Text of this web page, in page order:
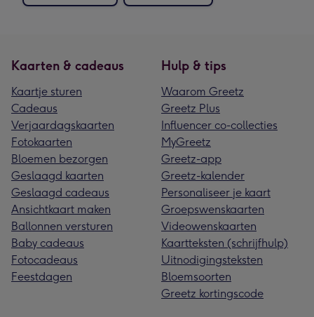
Kaarten & cadeaus
Kaartje sturen
Cadeaus
Verjaardagskaarten
Fotokaarten
Bloemen bezorgen
Geslaagd kaarten
Geslaagd cadeaus
Ansichtkaart maken
Ballonnen versturen
Baby cadeaus
Fotocadeaus
Feestdagen
Hulp & tips
Waarom Greetz
Greetz Plus
Influencer co-collecties
MyGreetz
Greetz-app
Greetz-kalender
Personaliseer je kaart
Groepswenskaarten
Videowenskaarten
Kaartteksten (schrijfhulp)
Uitnodigingsteksten
Bloemsoorten
Greetz kortingscode